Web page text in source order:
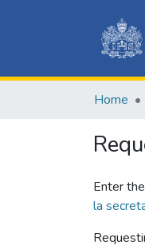
Home
Enter
la